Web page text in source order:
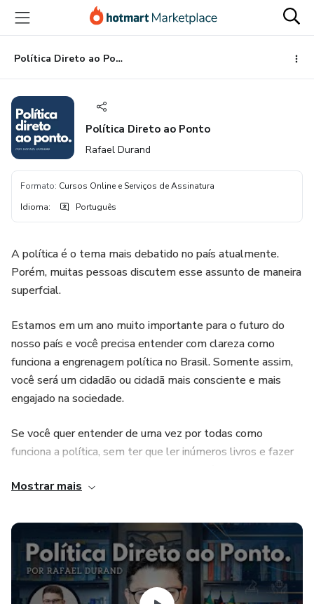
para
conteúdo
principal
para
pagamento
para
rodapé
Política Direto ao Ponto
Política Direto ao Ponto
Rafael Durand
Formato: Cursos Online e Serviços de Assinatura
Idioma: Português
A política é o tema mais debatido no país atualmente.
Porém, muitas pessoas discutem esse assunto de maneira
superfcial.
Estamos em um ano muito importante para o futuro do
nosso país e você precisa entender com clareza como
funciona a engrenagem política no Brasil. Somente assim,
você será um cidadão ou cidadã mais consciente e mais
engajado na sociedade.
Se você quer entender de uma vez por todas como
funciona a política, sem ter que ler inúmeros livros e fazer
Ponto é para você!
Aqui trataremos de tópicos fundamentais sobre esse
assunto, sempre de uma maneira didática, objetiva, sem
rodeios e DIRETO AO PONTO, pois sabemos que seu
tempo é muito precioso.
Mostrar mais